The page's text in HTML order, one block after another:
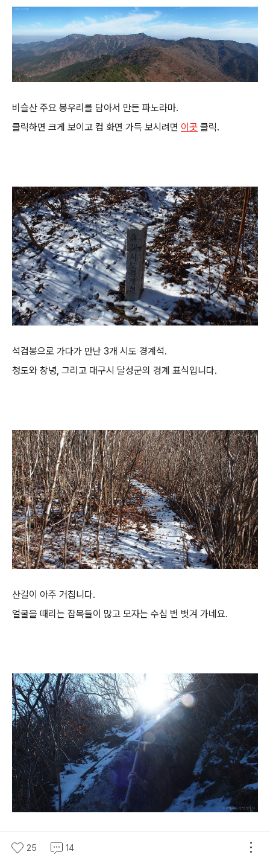
비슬산 주요 봉우리를 담아서 만든 파노라마.
클릭하면 크게 보이고 컴 화면 가득 보시려면 이곳 클릭.
석검봉으로 가다가 만난 3개 시도 경계석.
청도와 창녕, 그리고 대구시 달성군의 경계 표식입니다.
산길이 아주 거칩니다.
얼굴을 때리는 잡목들이 많고 모자는 수십 번 벗겨 가네요.
25 14